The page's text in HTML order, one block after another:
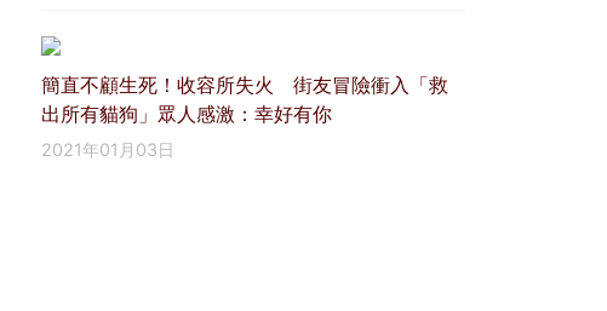
簡直不顧生死！收容所失火 街友冒險衝入「救
出所有貓狗」眾人感激：幸好有你
2021年01月03日